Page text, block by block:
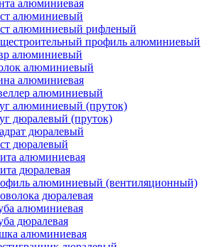
алюминиевая
алюминиевый
алюминиевый рифленый
профиль алюминиевый
алюминиевый
алюминиевый
алюминиевая
алюминиевый
алюминиевый (пруток)
дюралевый (пруток)
дюралевый
дюралевый
алюминиевая
дюралевая
алюминиевый (вентиляционный)
дюралевая
алюминиевая
дюралевая
алюминиевая